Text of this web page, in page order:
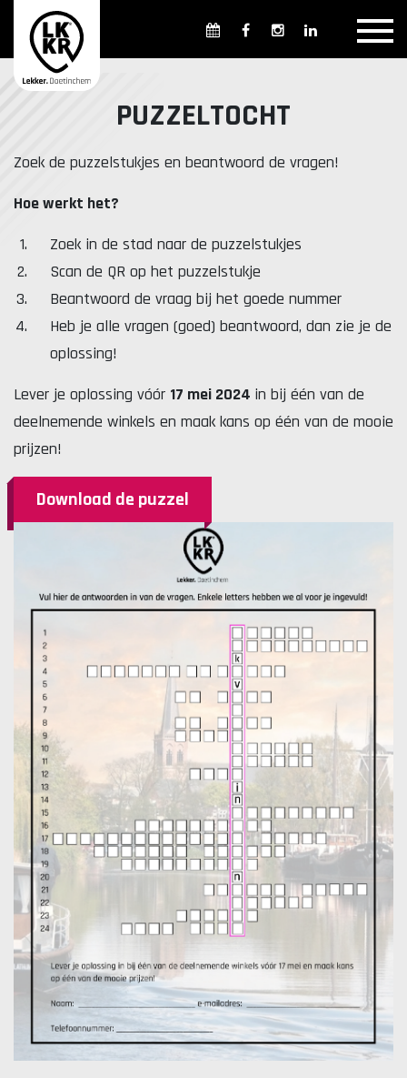
Overzicht winkels
Openingsdagen en -tijden
Weekmarkten
Parkeren in Doetinchem
Openbaar vervoer
Lekker. Doetinchem
Organisatie Binnenstadbedrijf Doetinchem
PUZZELTOCHT
Zoek de puzzelstukjes en beantwoord de vragen!
Hoe werkt het?
Zoek in de stad naar de puzzelstukjes
Scan de QR op het puzzelstukje
Beantwoord de vraag bij het goede nummer
Heb je alle vragen (goed) beantwoord, dan zie je de
oplossing!
Lever je oplossing vóór 17 mei 2024 in bij één van de
deelnemende winkels en maak kans op één van de mooie
prijzen!
Download de puzzel